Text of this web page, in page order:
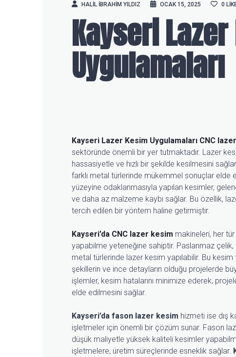
HALIL IBRAHIM YILDIZ OCAK 15, 2025 0
Kayseri
Uygulamaları
Kayseri Lazer Kesim Uygulamaları CNC
sektöründe önemli bir yer tutmaktadır. Lazer
hassasiyetle ve hızlı bir şekilde kesilmesini
farklı metal türlerinde mükemmel sonuçlar elde
yüzeyine odaklanmasıyla yapılan kesimler,
ve daha az malzeme kaybı sağlar. Bu özellik,
tercih edilen bir yöntem haline getirmiştir.
Kayseri’da CNC lazer kesim makineleri, her
yapabilme yeteneğine sahiptir. Paslanmaz çelik,
metal türlerinde lazer kesim yapılabilir. Bu
şekillerin ve ince detayların olduğu projelerde
işlemler, kesim hatalarını minimize ederek,
elde edilmesini sağlar.
Kayseri’da fason lazer kesim hizmeti ise dış
işletmeler için önemli bir çözüm sunar. Fason
düşük maliyetle yüksek kaliteli kesimler
işletmelere, üretim süreçlerinde esneklik sağlar.